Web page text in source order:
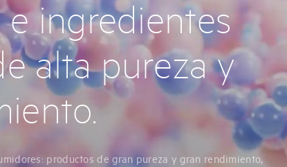
e ingredientes
alta pureza y
productos de gran pureza y gran rendimiento,